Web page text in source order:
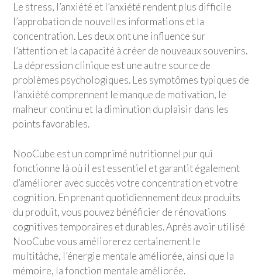
Le stress, l’anxiété et l’anxiété rendent plus difficile
l’approbation de nouvelles informations et la
concentration. Les deux ont une influence sur
l’attention et la capacité à créer de nouveaux souvenirs.
La dépression clinique est une autre source de
problèmes psychologiques. Les symptômes typiques de
l’anxiété comprennent le manque de motivation, le
malheur continu et la diminution du plaisir dans les
points favorables.
NooCube est un comprimé nutritionnel pur qui
fonctionne là où il est essentiel et garantit également
d’améliorer avec succès votre concentration et votre
cognition. En prenant quotidiennement deux produits
du produit, vous pouvez bénéficier de rénovations
cognitives temporaires et durables. Après avoir utilisé
NooCube vous améliorerez certainement le
multitâche, l’énergie mentale améliorée, ainsi que la
mémoire, la fonction mentale améliorée.